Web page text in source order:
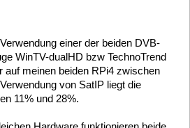
2023, 16:44:16
deshalb auch die Frage nach der